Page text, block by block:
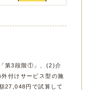
第3段階①」、(2)介
付けサービス型の施
27,048円で試算して